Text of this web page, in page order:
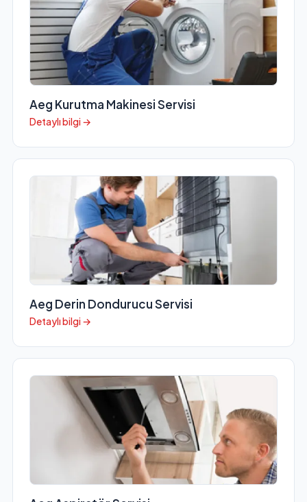
Aeg Kurutma Makinesi Servisi
Detaylı bilgi →
Aeg Derin Dondurucu Servisi
Detaylı bilgi →